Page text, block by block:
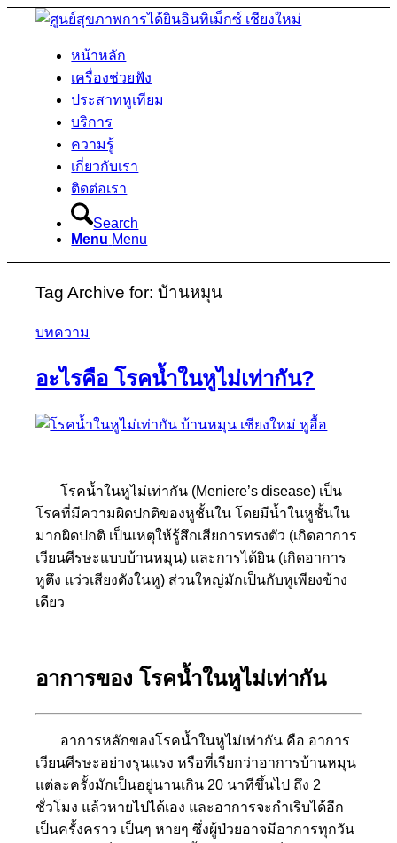
หน้าหลัก
เครื่องช่วยฟัง
ประสาทหูเทียม
บริการ
ความรู้
เกี่ยวกับเรา
ติดต่อเรา
Search
Menu Menu
Tag Archive for:บ้านหมุน
บทความ
อะไรคือ โรคน้ำในหูไม่เท่ากัน?
โรคน้ำในหูไม่เท่ากัน (Meniere’s disease) เป็น
โรคที่มีความผิดปกติของหูชั้นใน โดยมีน้ำในหูชั้นใน
มากผิดปกติ เป็นเหตุให้รู้สึกเสียการทรงตัว (เกิดอาการ
เวียนศีรษะแบบบ้านหมุน) และการได้ยิน (เกิดอาการ
หูตึง แว่วเสียงดังในหู) ส่วนใหญ่มักเป็นกับหูเพียงข้าง
เดียว
อาการของ โรคน้ำในหูไม่เท่ากัน
อาการหลักของโรคน้ำในหูไม่เท่ากัน คือ อาการ
เวียนศีรษะอย่างรุนแรง หรือที่เรียกว่าอาการบ้านหมุน
แต่ละครั้งมักเป็นอยู่นานเกิน 20 นาทีขึ้นไป ถึง 2
ชั่วโมง แล้วหายไปได้เอง และอาการจะกำเริบได้อีก
เป็นครั้งคราว เป็นๆ หายๆ ซึ่งผู้ป่วยอาจมีอาการทุกวัน